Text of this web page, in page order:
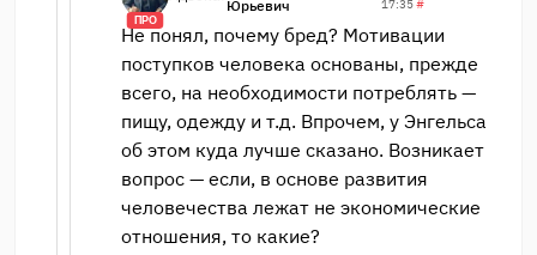
ПРО
Юрьевич
17:35#
Не понял, почему бред? Мотивации
поступков человека основаны, прежде
всего, на необходимости потреблять —
пищу, одежду и т.д. Впрочем, у Энгельса
об этом куда лучше сказано. Возникает
вопрос — если, в основе развития
человечества лежат не экономические
отношения, то какие?